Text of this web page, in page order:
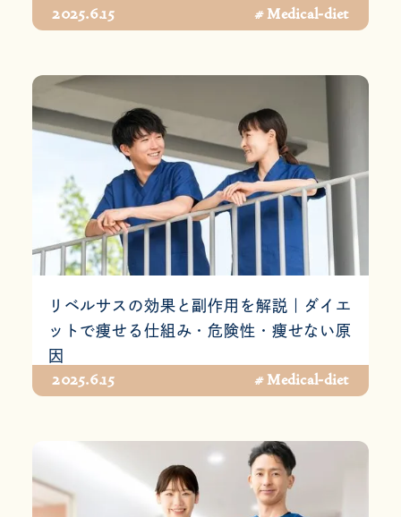
2025.6.15 # Medical-diet
リベルサスの効果と副作用を解説｜ダイエ
ットで痩せる仕組み・危険性・痩せない原
因
2025.6.15 # Medical-diet